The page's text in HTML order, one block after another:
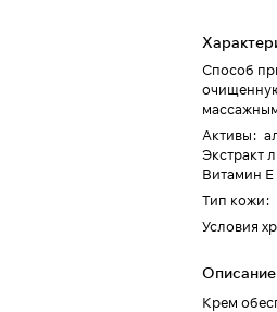
Способ
Активы:
Экстракт
Витамин Е
Тип кожи:
Условия
Описание
Крем